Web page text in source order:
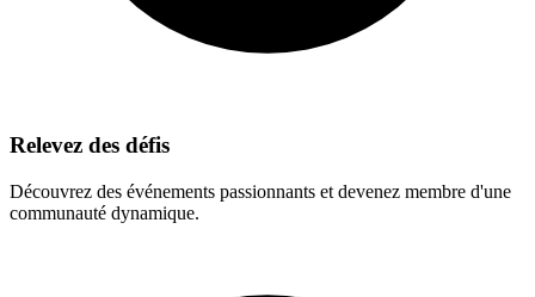
Relevez des défis
Découvrez des événements passionnants et devenez membre d'une
communauté dynamique.